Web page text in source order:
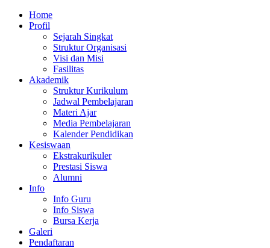
Home
Profil
Sejarah Singkat
Struktur Organisasi
Visi dan Misi
Fasilitas
Akademik
Struktur Kurikulum
Jadwal Pembelajaran
Materi Ajar
Media Pembelajaran
Kalender Pendidikan
Kesiswaan
Ekstrakurikuler
Prestasi Siswa
Alumni
Info
Info Guru
Info Siswa
Bursa Kerja
Galeri
Pendaftaran